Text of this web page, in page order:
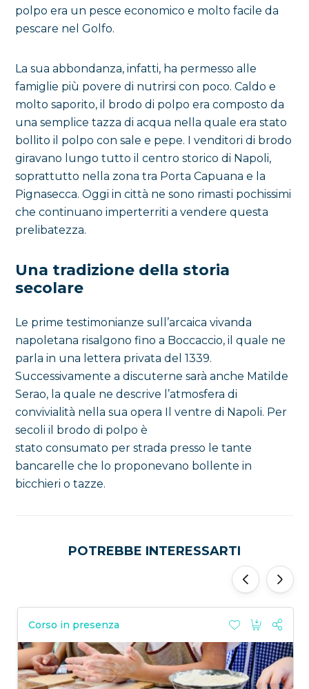
polpo era un pesce economico e molto facile da
pescare nel Golfo.
La sua abbondanza, infatti, ha permesso alle
famiglie più povere di nutrirsi con poco. Caldo e
molto saporito, il brodo di polpo era composto da
una semplice tazza di acqua nella quale era stato
bollito il polpo con sale e pepe. I venditori di brodo
giravano lungo tutto il centro storico di Napoli,
soprattutto nella zona tra Porta Capuana e la
Pignasecca. Oggi in città ne sono rimasti pochissimi
che continuano imperterriti a vendere questa
prelibatezza.
Una tradizione della storia
secolare
Le prime testimonianze sull’arcaica vivanda
napoletana risalgono fino a Boccaccio, il quale ne
parla in una lettera privata del 1339.
Successivamente a discuterne sarà anche Matilde
Serao, la quale ne descrive l’atmosfera di
convivialità nella sua opera Il ventre di Napoli. Per
secoli il brodo di polpo è
stato consumato per strada presso le tante
bancarelle che lo proponevano bollente in
bicchieri o tazze.
POTREBBE INTERESSARTI
Corso in presenza
‹ ›